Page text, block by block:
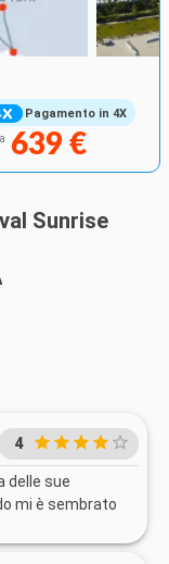
Pagamento in 4X
639 €
Sunrise
4
delle sue
mi è sembrato